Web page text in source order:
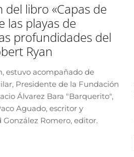
del libro «Capas de
las playas de
profundidades del
Ryan
estuvo acompañado de
Presidente de la Fundación
Álvarez Bara "Barquerito",
Aguado, escritor y
González Romero, editor.